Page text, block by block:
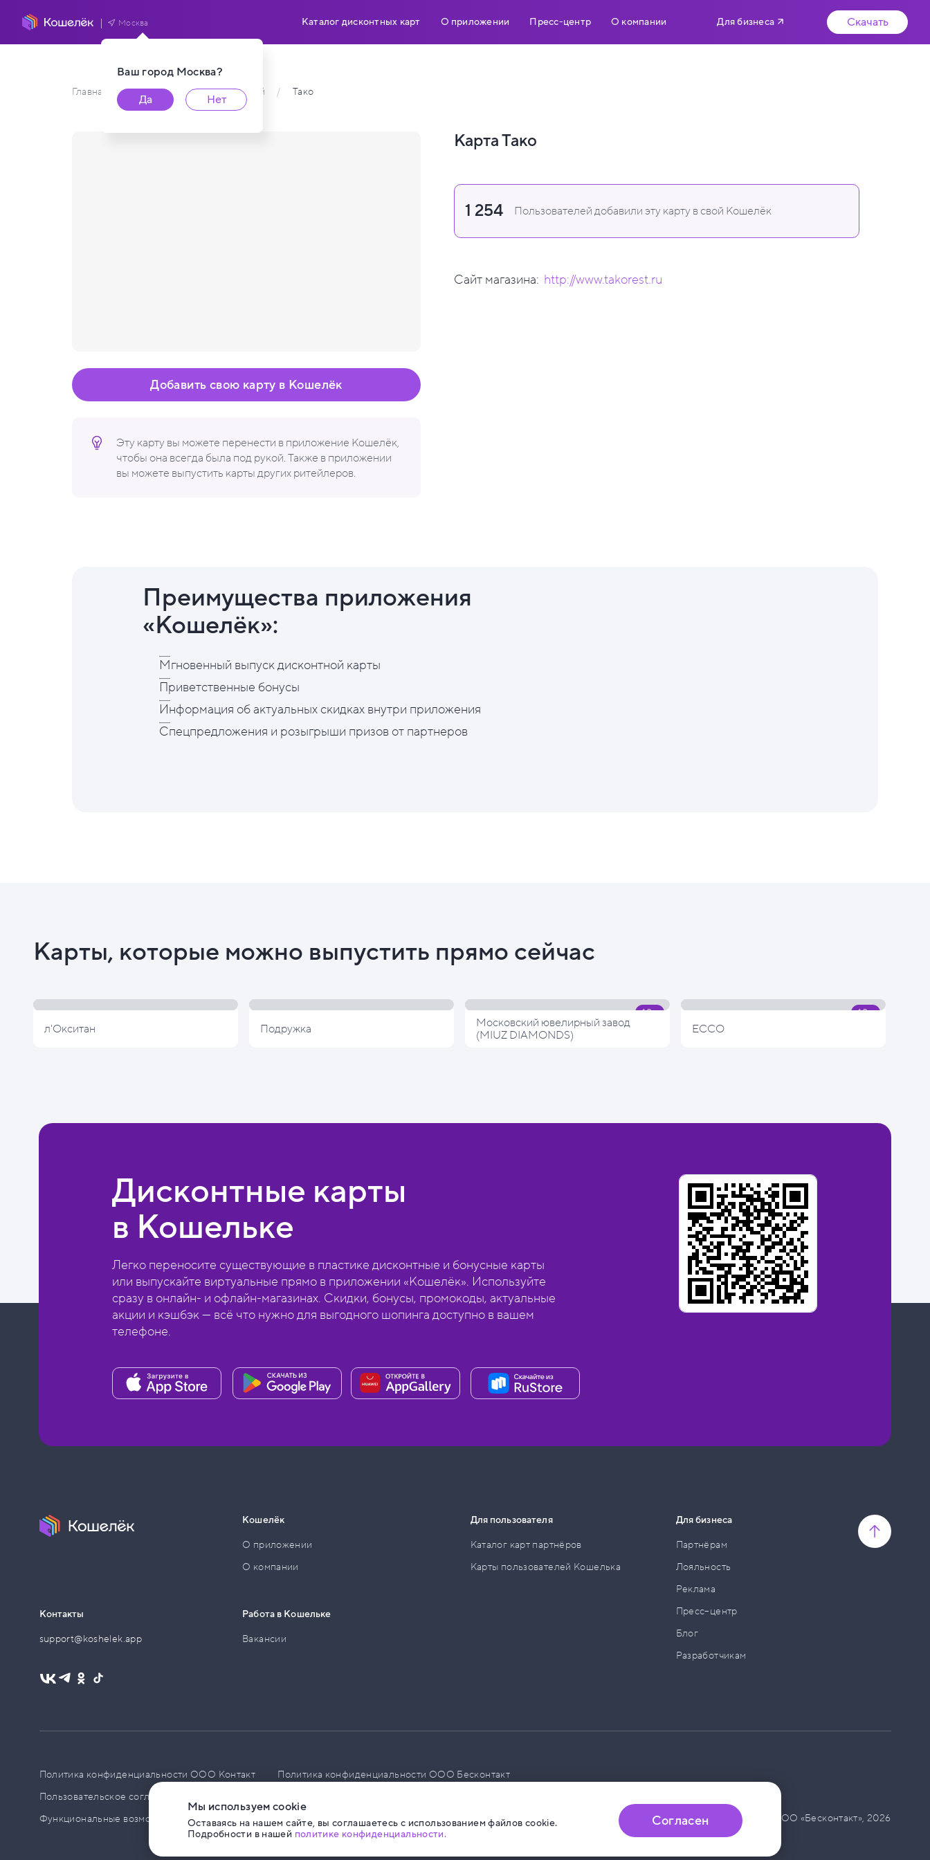
Ваш город Москва?
Да
Нет
Москва Каталог дисконтных карт О приложении Пресс-центр О компании Для бизнеса Скачать
Главная / Каталог карт пользователей / Тако
Эту карту вы можете перенести в приложение Кошелёк,
чтобы она всегда была под рукой. Также в приложении
вы можете выпустить карты других ритейлеров.
Добавить свою карту в Кошелёк
Карта Тако
1 254 Пользователей добавили эту карту в свой Кошелёк
Сайт магазина: http://www.takorest.ru
Преимущества приложения
«Кошелёк»:
Мгновенный выпуск дисконтной карты
Приветственные бонусы
Информация об актуальных скидках внутри приложения
Спецпредложения и розыгрыши призов от партнеров
Карты, которые можно выпустить прямо сейчас
л'Окситан Подружка
Московский ювелирный завод
(MIUZ DIAMONDS)
ECCO
Дисконтные карты
в Кошельке
Легко переносите существующие в пластике дисконтные и бонусные карты
или выпускайте виртуальные прямо в приложении «Кошелёк». Используйте
сразу в онлайн- и офлайн-магазинах. Скидки, бонусы, промокоды, актуальные
акции и кэшбэк — всё что нужно для выгодного шопинга доступно в вашем
телефоне.
Контакты
support@koshelek.app
Кошелёк
О приложении
О компании
Работа в Кошельке
Вакансии
Для пользователя
Каталог карт партнёров
Карты пользователей Кошелька
Для бизнеса
Партнёрам
Лояльность
Реклама
Пресс–центр
Блог
Разработчикам
Политика конфиденциальности ООО Контакт
Политика конфиденциальности ООО Бесконтакт
Пользовательское соглашение
Функциональные возможности ПО
© ООО «Бесконтакт», 2026
Мы используем cookie
Оставаясь на нашем сайте, вы соглашаетесь с использованием файлов cookie.
Подробности в нашей политике конфиденциальности.
Согласен